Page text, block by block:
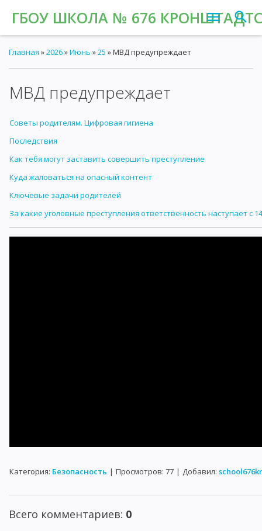
ГБОУ ШКОЛА № 676
Главная »2026»Июнь »25 » МВД предупреждает
МВД предупреждает
Советы родителям. Цифровая гигиена
Последствия
Как тебя могут заставить совершить преступление
Куда жаловаться на опасный контент
Ключевые задачи родителей
За какие уголовные преступления ответственность наступает с
Категория: Безопасность | Просмотров: 77 | Добавил:
Всего комментариев: 0